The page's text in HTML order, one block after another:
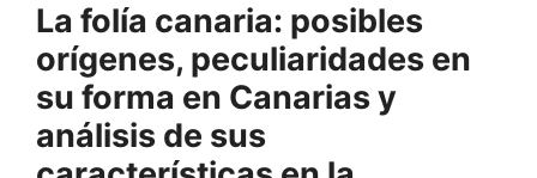
La folía canaria: posibles
orígenes, peculiaridades en
su forma en Canarias y
análisis de sus